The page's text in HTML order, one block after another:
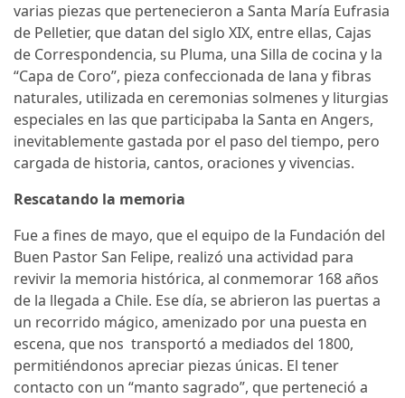
varias piezas que pertenecieron a Santa María Eufrasia
de Pelletier, que datan del siglo XIX, entre ellas, Cajas
de Correspondencia, su Pluma, una Silla de cocina y la
“Capa de Coro”, pieza confeccionada de lana y fibras
naturales, utilizada en ceremonias solmenes y liturgias
especiales en las que participaba la Santa en Angers,
inevitablemente gastada por el paso del tiempo, pero
cargada de historia, cantos, oraciones y vivencias.
Rescatando la memoria
Fue a fines de mayo, que el equipo de la Fundación del
Buen Pastor San Felipe, realizó una actividad para
revivir la memoria histórica, al conmemorar 168 años
de la llegada a Chile. Ese día, se abrieron las puertas a
un recorrido mágico, amenizado por una puesta en
escena, que nos transportó a mediados del 1800,
permitiéndonos apreciar piezas únicas. El tener
contacto con un “manto sagrado”, que perteneció a